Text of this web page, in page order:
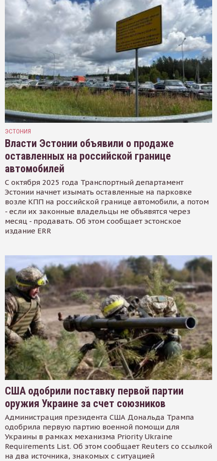
ЭСТОНИЯ
Власти Эстонии объявили о продаже
оставленных на российской границе
автомобилей
С октября 2025 года Транспортный департамент
Эстонии начнет изымать оставленные на парковке
возле КПП на российской границе автомобили, а потом
- если их законные владельцы не объявятся через
месяц - продавать. Об этом сообщает эстонское
издание ERR
США одобрили поставку первой партии
оружия Украине за счет союзников
Администрация президента США Дональда Трампа
одобрила первую партию военной помощи для
Украины в рамках механизма Priority Ukraine
Requirements List. Об этом сообщает Reuters со ссылкой
на два источника, знакомых с ситуацией